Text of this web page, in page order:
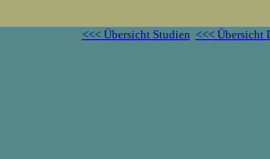
<<< Übersicht Studien <<< Übersicht